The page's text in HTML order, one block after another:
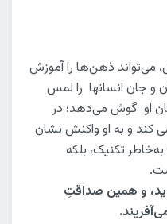
می‌تواند ذهن‌ها را آموزش
و جان انسانها را لمس
او گوش می‌دهد؛ در
کند و به او واکنش نشان
تکنیک، بلکه
و همین صداقتِ
.